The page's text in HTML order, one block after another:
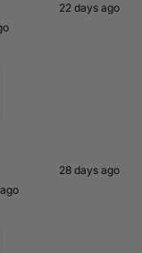
22 days ago
28 days ago